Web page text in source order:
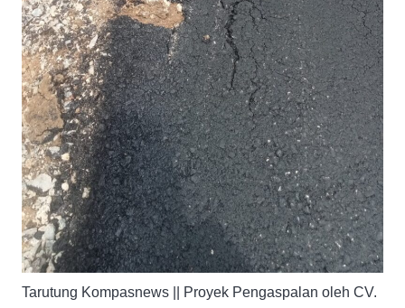
Tarutung Kompasnews || Proyek Pengaspalan oleh CV.